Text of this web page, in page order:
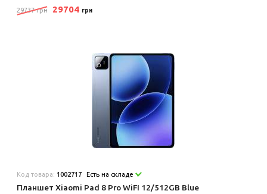
29737 грн 29704 грн
Код товара: 1002717 Есть на складе
Планшет Xiaomi Pad 8 Pro WiFI 12/512GB Blue